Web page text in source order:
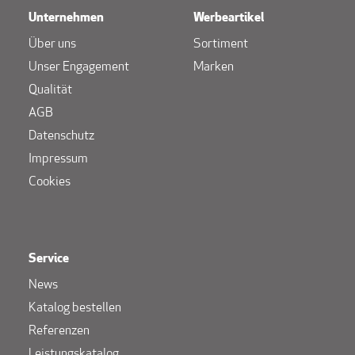
Unternehmen
Über uns
Unser Engagement
Qualität
AGB
Datenschutz
Impressum
Cookies
Werbeartikel
Sortiment
Marken
Service
News
Katalog bestellen
Referenzen